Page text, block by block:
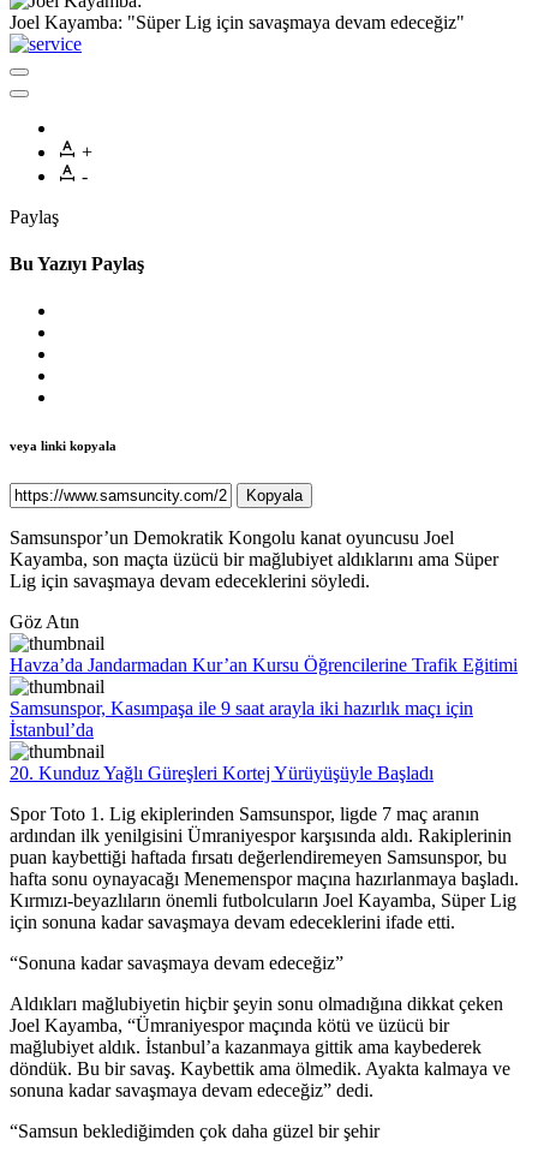
Joel Kayamba: "Süper Lig için savaşmaya devam edeceğiz"
+
-
Paylaş
Bu Yazıyı Paylaş
veya linki kopyala
Kopyala
Samsunspor’un Demokratik Kongolu kanat oyuncusu Joel
Kayamba, son maçta üzücü bir mağlubiyet aldıklarını ama Süper
Lig için savaşmaya devam edeceklerini söyledi.
Göz Atın
Havza’da Jandarmadan Kur’an Kursu Öğrencilerine Trafik Eğitimi
Samsunspor, Kasımpaşa ile 9 saat arayla iki hazırlık maçı için
İstanbul’da
20. Kunduz Yağlı Güreşleri Kortej Yürüyüşüyle Başladı
Spor Toto 1. Lig ekiplerinden Samsunspor, ligde 7 maç aranın
ardından ilk yenilgisini Ümraniyespor karşısında aldı. Rakiplerinin
puan kaybettiği haftada fırsatı değerlendiremeyen Samsunspor, bu
hafta sonu oynayacağı Menemenspor maçına hazırlanmaya başladı.
Kırmızı-beyazlıların önemli futbolcuların Joel Kayamba, Süper Lig
için sonuna kadar savaşmaya devam edeceklerini ifade etti.
“Sonuna kadar savaşmaya devam edeceğiz”
Aldıkları mağlubiyetin hiçbir şeyin sonu olmadığına dikkat çeken
Joel Kayamba, “Ümraniyespor maçında kötü ve üzücü bir
mağlubiyet aldık. İstanbul’a kazanmaya gittik ama kaybederek
döndük. Bu bir savaş. Kaybettik ama ölmedik. Ayakta kalmaya ve
sonuna kadar savaşmaya devam edeceğiz” dedi.
“Samsun beklediğimden çok daha güzel bir şehir